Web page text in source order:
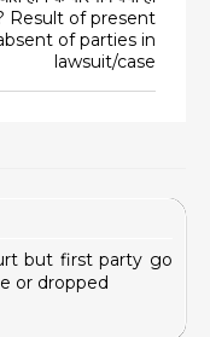
Result of present
of parties in
lawsuit/case
but first party go
or dropped